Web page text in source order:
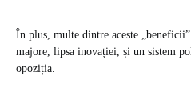
În plus, multe dintre aceste
majore, lipsa inovației, și un sistem
opoziția.